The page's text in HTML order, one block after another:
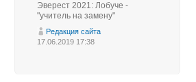
Эверест 2021: Лобуче -
"учитель на замену"
Редакция сайта
17.06.2019 17:38